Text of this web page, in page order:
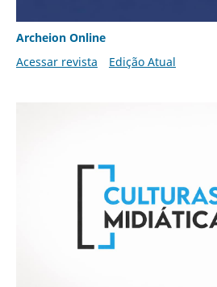
Archeion Online
Acessar revista
Edição Atual